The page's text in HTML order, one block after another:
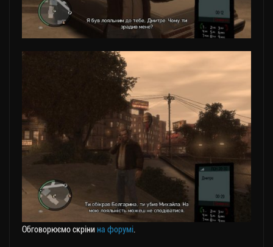
Обговорюємо скріни на форумі